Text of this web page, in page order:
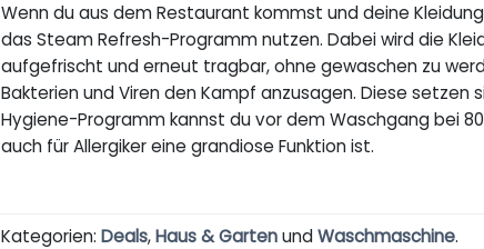
Wenn du aus dem Restaurant kommst und deine
das Steam Refresh-Programm nutzen. Dabei wird die
aufgefrischt und erneut tragbar, ohne gewaschen zu
Bakterien und Viren den Kampf anzusagen. Diese
Hygiene-Programm kannst du vor dem Waschgang bei
auch für Allergiker eine grandiose Funktion ist.
Kategorien:Deals,Haus & GartenundWaschmaschine.